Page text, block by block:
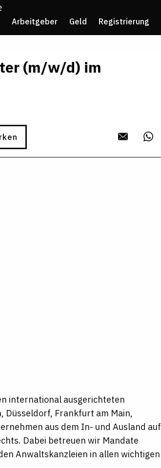
Arbeitgeber Geld Registrierung
(m/w/d) im
international ausgerichteten
Düsseldorf, Frankfurt am Main,
aus dem In- und Ausland auf
Dabei betreuen wir Mandate
Anwaltskanzleien in allen wichtigen